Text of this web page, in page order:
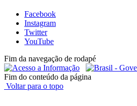
Facebook
Instagram
Twitter
YouTube
Fim da navegação de rodapé
Fim do conteúdo da página
Voltar para o topo